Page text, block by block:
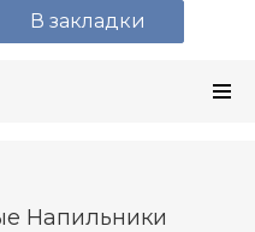
Напильники
В закладки